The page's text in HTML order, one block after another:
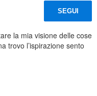
SEGUI
la mia visione delle cose
trovo l’ispirazione sento